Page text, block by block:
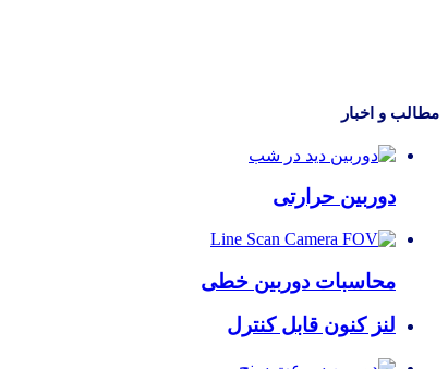
مطالب و اخبار
دوربین حرارتی
محاسبات دوربین خطی
لنز کنون قابل کنترل